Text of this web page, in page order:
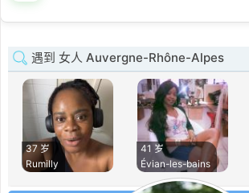
💕
遇到 女人 Auvergne-Rhône-Alpes
37 岁
Rumilly
41 岁
Évian-les-bains